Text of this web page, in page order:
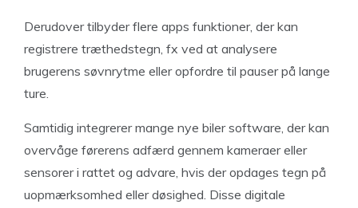
Derudover tilbyder flere apps funktioner, der kan
registrere træthedstegn, fx ved at analysere
brugerens søvnrytme eller opfordre til pauser på lange
ture.
Samtidig integrerer mange nye biler software, der kan
overvåge førerens adfærd gennem kameraer eller
sensorer i rattet og advare, hvis der opdages tegn på
uopmærksomhed eller døsighed. Disse digitale